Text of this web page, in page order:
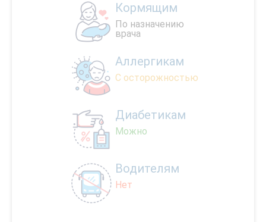
Кормящим
По назначению
врача
Аллергикам
С осторожностью
Диабетикам
Можно
Водителям
Нет